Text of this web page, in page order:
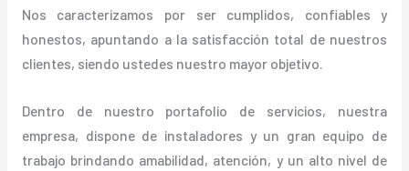
Nos caracterizamos por ser cumplidos, confiables y
honestos, apuntando a la satisfacción total de nuestros
clientes, siendo ustedes nuestro mayor objetivo.
Dentro de nuestro portafolio de servicios, nuestra
empresa, dispone de instaladores y un gran equipo de
trabajo brindando amabilidad, atención, y un alto nivel de